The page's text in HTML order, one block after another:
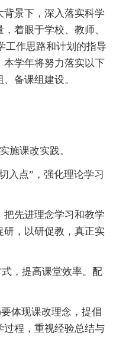
景下，深入落实科学
着眼于学校、教师、
工作思路和计划的指导
学年将努力落实以下
备课组建设。
施课改实践。
入点”，强化理论学习
先进理念学习和教学
研，以研促教，真正实
，提高课堂效率。配
体现课改理念，提倡
程，重视经验总结与